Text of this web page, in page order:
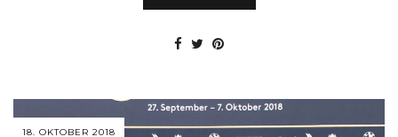
18. OKTOBER 2018